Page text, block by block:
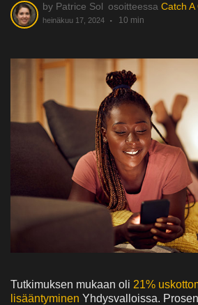
by Patrice Sol osoitteessa Catch
heinäkuu 17, 2024 10 min
Tutkimuksen mukaan oli 21%
lisääntyminen Yhdysvalloissa.